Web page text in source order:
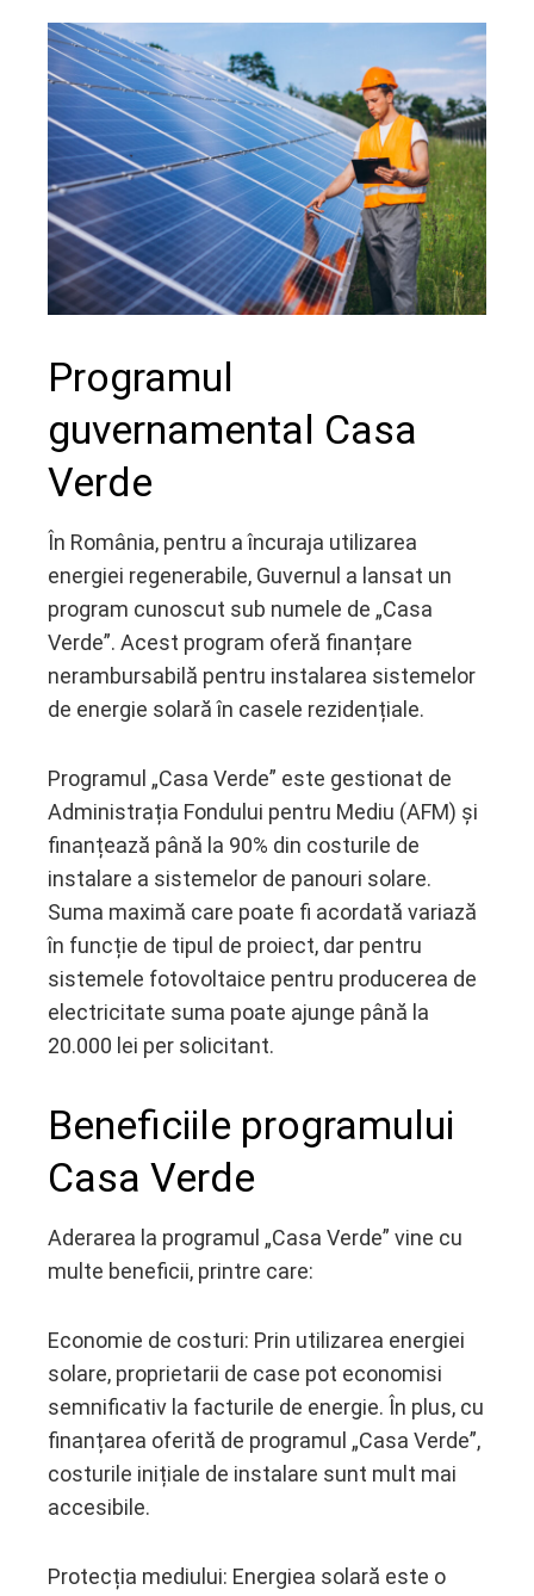
Programul
guvernamental Casa
Verde
În România, pentru a încuraja utilizarea
energiei regenerabile, Guvernul a lansat un
program cunoscut sub numele de „Casa
Verde”. Acest program oferă finanțare
nerambursabilă pentru instalarea sistemelor
de energie solară în casele rezidențiale.
Programul „Casa Verde” este gestionat de
Administrația Fondului pentru Mediu (AFM) și
finanțează până la 90% din costurile de
instalare a sistemelor de panouri solare.
Suma maximă care poate fi acordată variază
în funcție de tipul de proiect, dar pentru
sistemele fotovoltaice pentru producerea de
electricitate suma poate ajunge până la
20.000 lei per solicitant.
Beneficiile programului
Casa Verde
Aderarea la programul „Casa Verde” vine cu
multe beneficii, printre care:
Economie de costuri: Prin utilizarea energiei
solare, proprietarii de case pot economisi
semnificativ la facturile de energie. În plus, cu
finanțarea oferită de programul „Casa Verde”,
costurile inițiale de instalare sunt mult mai
accesibile.
Protecția mediului: Energiea solară este o